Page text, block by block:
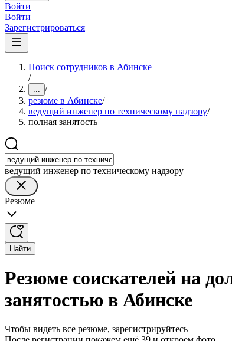
Войти
Войти
Зарегистрироваться
Поиск сотрудников в Абинске
/
... /
резюме в Абинске/
ведущий инженер по техническому надзору/
полная занятость
ведущий инженер по техническому надзору
Резюме
Найти
Резюме соискателей на
занятостью в Абинске
Чтобы видеть все резюме, зарегистрируйтесь